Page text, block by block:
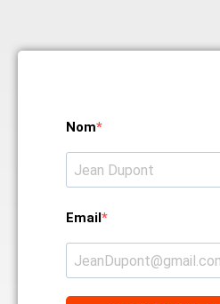
Nom
Email